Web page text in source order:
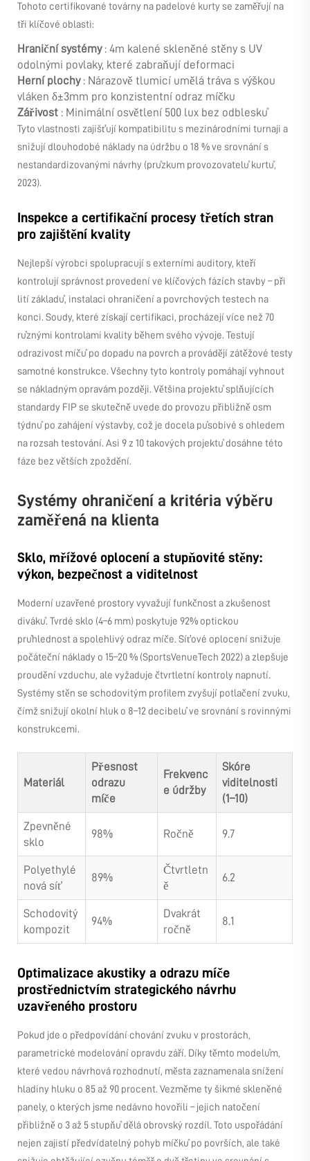
Tohoto certifikované továrny na padelové kurty se zaměřují na
tři klíčové oblasti:
Hraniční systémy : 4m kalené skleněné stěny s UV
odolnými povlaky, které zabraňují deformaci
Herní plochy : Nárazově tlumicí umělá tráva s výškou
vláken δ±3mm pro konzistentní odraz míčku
Zářivost : Minimální osvětlení 500 lux bez odblesků
Tyto vlastnosti zajišťují kompatibilitu s mezinárodními turnaji a
snižují dlouhodobé náklady na údržbu o 18 % ve srovnání s
nestandardizovanými návrhy (průzkum provozovatelů kurtů,
2023).
Inspekce a certifikační procesy třetích stran
pro zajištění kvality
Nejlepší výrobci spolupracují s externími auditory, kteří
kontrolují správnost provedení ve klíčových fázích stavby – při
lití základů, instalaci ohraničení a povrchových testech na
konci. Soudy, které získají certifikaci, procházejí více než 70
různými kontrolami kvality během svého vývoje. Testují
odrazivost míčů po dopadu na povrch a provádějí zátěžové testy
samotné konstrukce. Všechny tyto kontroly pomáhají vyhnout
se nákladným opravám později. Většina projektů splňujících
standardy FIP se skutečně uvede do provozu přibližně osm
týdnů po zahájení výstavby, což je docela působivé s ohledem
na rozsah testování. Asi 9 z 10 takových projektů dosáhne této
fáze bez větších zpoždění.
Systémy ohraničení a kritéria výběru
zaměřená na klienta
Sklo, mřížové oplocení a stupňovité stěny:
výkon, bezpečnost a viditelnost
Moderní uzavřené prostory vyvažují funkčnost a zkušenost
diváků. Tvrdé sklo (4–6 mm) poskytuje 92% optickou
průhlednost a spolehlivý odraz míče. Síťové oplocení snižuje
počáteční náklady o 15–20 % (SportsVenueTech 2022) a zlepšuje
proudění vzduchu, ale vyžaduje čtvrtletní kontroly napnutí.
Systémy stěn se schodovitým profilem zvyšují potlačení zvuku,
čímž snižují okolní hluk o 8–12 decibelů ve srovnání s rovinnými
konstrukcemi.
Materiál
Přesnost
odrazu
míče
Frekvenc
e údržby
Skóre
viditelnosti
(1–10)
Zpevněné
sklo
98% Ročně 9.7
Polyethylé
nová síť
89%
Čtvrtletn
ě
6.2
Schodovitý
kompozit
94%
Dvakrát
ročně
8.1
Optimalizace akustiky a odrazu míče
prostřednictvím strategického návrhu
uzavřeného prostoru
Pokud jde o předpovídání chování zvuku v prostorách,
parametrické modelování opravdu září. Díky těmto modelům,
které vedou návrhová rozhodnutí, města zaznamenala snížení
hladiny hluku o 85 až 90 procent. Vezměme ty šikmé skleněné
panely, o kterých jsme nedávno hovořili – jejich natočení
přibližně o 3 až 5 stupňů dělá obrovský rozdíl. Toto uspořádání
nejen zajistí předvídatelný pohyb míčků po površích, ale také